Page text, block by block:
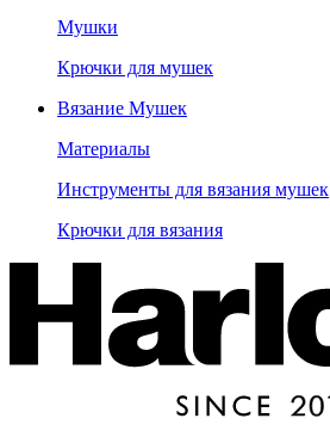
Мушки
Крючки для мушек
Вязание Мушек
Материалы
Инструменты для вязания мушек
Крючки для вязания